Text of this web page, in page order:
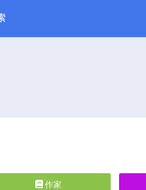
作家